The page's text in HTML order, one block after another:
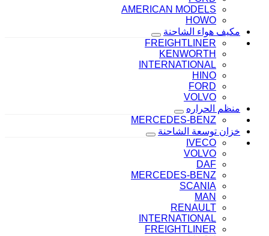
AMERICAN MODELS
HOWO
مكيف هواء الشاحنة
FREIGHTLINER
KENWORTH
INTERNATIONAL
HINO
FORD
VOLVO
منظم الحراره
MERCEDES-BENZ
خزان توسعة الشاحنة
IVECO
VOLVO
DAF
MERCEDES-BENZ
SCANIA
MAN
RENAULT
INTERNATIONAL
FREIGHTLINER